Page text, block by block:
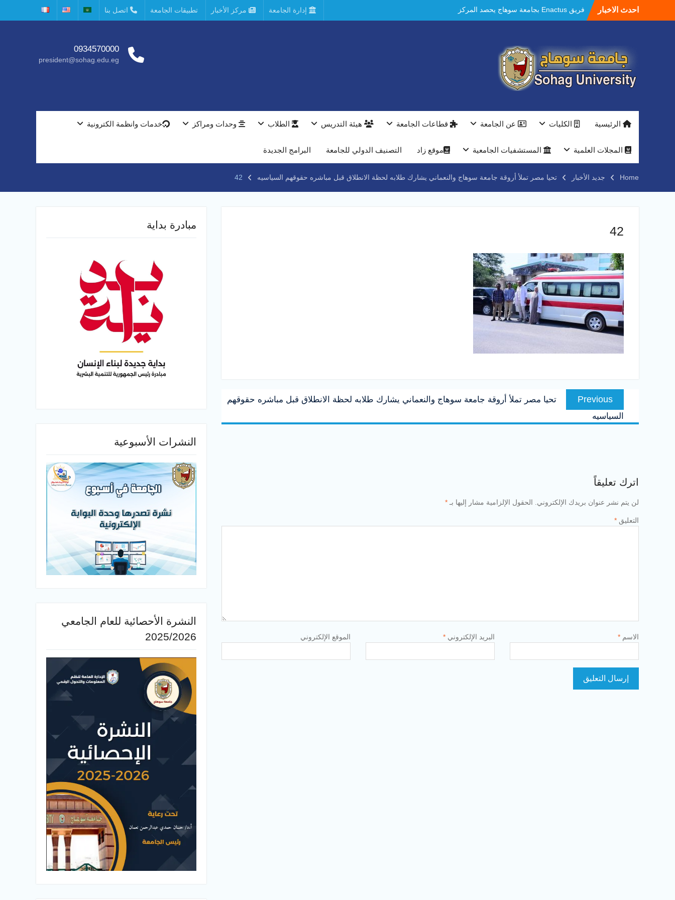
احدث الاخبار
فريق Enactus بجامعة سوهاج يحصد المركز
الاول في الابتكار وتمكين المراة والمركز الثاني
مستشفيات سوهاج الجامعية تحقق إنجازًا طبيًا
جديدًا و تنجح في علاج 3 حالات أكالازيا بتقنية
POEM دون جراحة .
النعماني يلتقي بمدير امن سوهاج الجديد لتقديم
بمعرض الاكاديمية العسكريه علي هامش
النعماني والمدير التنفيذي لشركة وادي النيل
جامعة سوهاج تفتح أبوابها لطلاب الثانوية العامة
إدارة الجامعة مركز الأخبار تطبيقات الجامعة اتصل بنا
0934570000
president@sohag.edu.eg
الرئيسية الكليات عن الجامعة قطاعات الجامعة هيئة التدريس الطلاب وحدات ومراكز خدمات وانظمة الكترونية
المجلات العلمية المستشفيات الجامعية موقع زاد التصنيف الدولي للجامعة البرامج الجديدة
Home جديد الأخبار تحيا مصر تملأ أروقة جامعة سوهاج والنعماني يشارك طلابه لحظة الانطلاق قبل مباشره حقوقهم السياسيه 42
42
تصفّح
المقالاتPrevious
Previous
post:
تحيا مصر تملأ أروقة جامعة سوهاج والنعماني يشارك طلابه لحظة الانطلاق قبل مباشره حقوقهم
السياسيه
اترك تعليقاً
لن يتم نشر عنوان بريدك الإلكتروني. الحقول الإلزامية مشار إليها بـ *
التعليق *
الاسم * البريد الإلكتروني * الموقع الإلكتروني
مبادرة بداية
النشرات الأسبوعية
النشرة الأحصائية للعام الجامعي
2025/2026